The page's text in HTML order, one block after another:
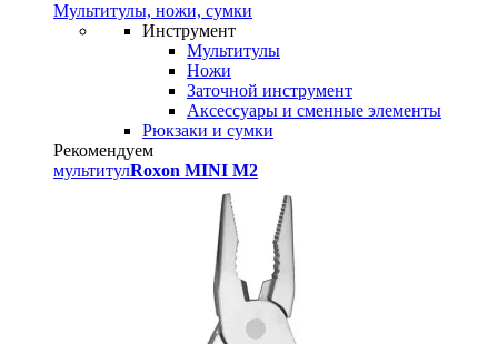
Мультитулы, ножи, сумки
Инструмент
Мультитулы
Ножи
Заточной инструмент
Аксессуары и сменные элементы
Рюкзаки и сумки
Рекомендуем
мультитулRoxon MINI M2